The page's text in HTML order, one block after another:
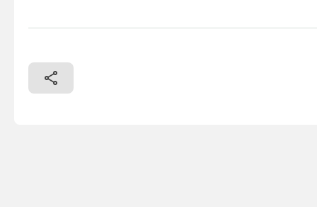
Tiefenführung elektr.-Hydr., Krautschläger für Zwiebeln und